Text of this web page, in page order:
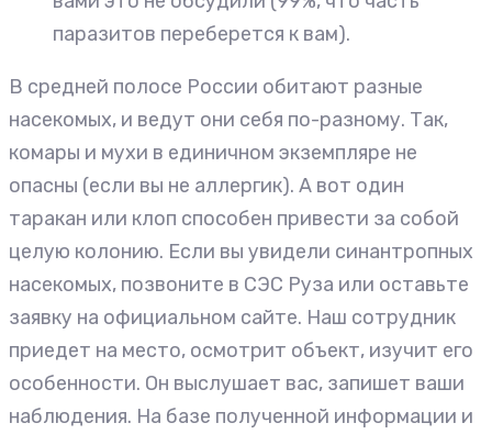
паразитов переберется к вам).
В средней полосе России обитают разные
насекомых, и ведут они себя по-разному. Так,
комары и мухи в единичном экземпляре не
опасны (если вы не аллергик). А вот один
таракан или клоп способен привести за собой
целую колонию. Если вы увидели синантропных
насекомых, позвоните в СЭС Руза или оставьте
заявку на официальном сайте. Наш сотрудник
приедет на место, осмотрит объект, изучит его
особенности. Он выслушает вас, запишет ваши
наблюдения. На базе полученной информации и